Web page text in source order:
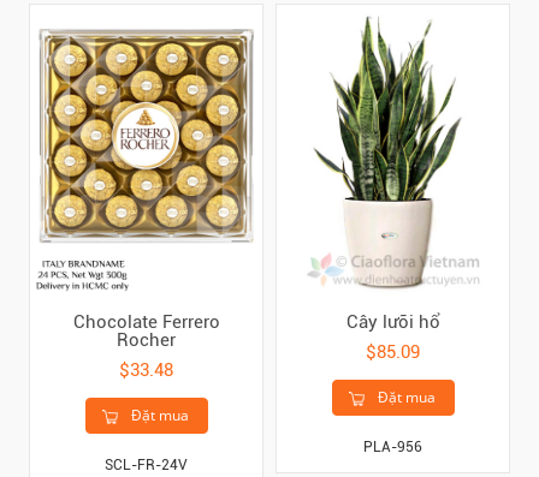
Chocolate Ferrero
Rocher
$33.48
Đặt mua
SCL-FR-24V
Cây lưỡi hổ
$85.09
Đặt mua
PLA-956